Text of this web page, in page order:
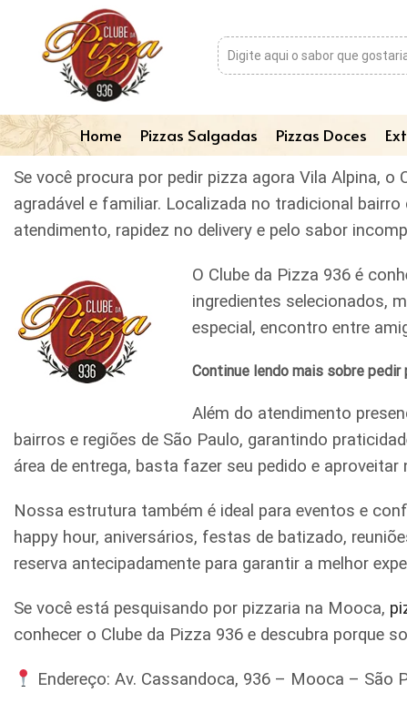
Home Pizzas Salgadas Pizzas Doces
Se você procura por pedir pizza agora Vila Alpina,
agradável e familiar. Localizada no tradicional
atendimento, rapidez no delivery e pelo sabor
O Clube da Pizza 936 é
ingredientes selecionados,
especial, encontro entre
Continue lendo mais sobre pedir
Além do atendimento
bairros e regiões de São Paulo, garantindo
área de entrega, basta fazer seu pedido e
Nossa estrutura também é ideal para eventos e
happy hour, aniversários, festas de batizado,
reserva antecipadamente para garantir a melhor
Se você está pesquisando por pizzaria na Mooca,
conhecer o Clube da Pizza 936 e descubra porque
Endereço: Av. Cassandoca, 936 – Mooca – São